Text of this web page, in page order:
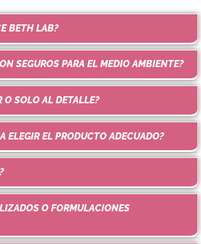
BETH LAB?
SEGUROS PARA EL MEDIO AMBIENTE?
O SOLO AL DETALLE?
ELEGIR EL PRODUCTO ADECUADO?
O FORMULACIONES